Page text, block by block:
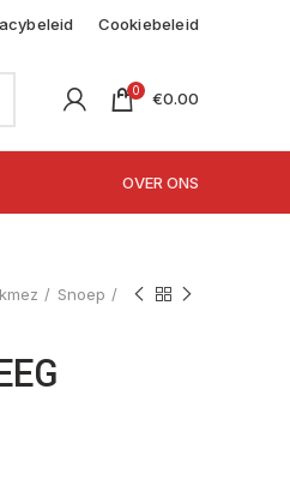
Cookiebeleid
0 €0.00
OVER ONS
Snoep